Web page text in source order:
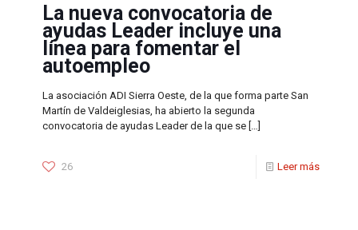
La nueva convocatoria de
ayudas Leader incluye una
línea para fomentar el
autoempleo
La asociación ADI Sierra Oeste, de la que forma parte San
Martín de Valdeiglesias, ha abierto la segunda
convocatoria de ayudas Leader de la que se […]
26 Leer más